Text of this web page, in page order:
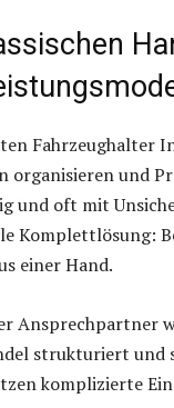
Fahrzeughalter
organisieren und
und oft mit
Komplettlösung:
einer Hand.
Ansprechpartner
strukturiert und
komplizierte